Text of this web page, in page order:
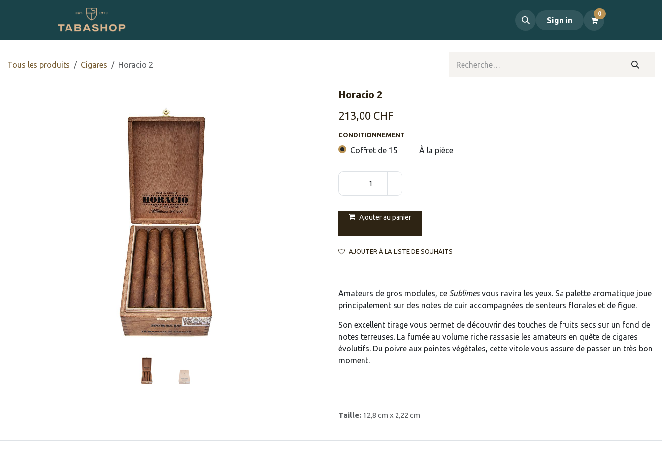
Sign in
0
Tous les produits ​​​Cigares Horacio 2
Horacio 2
213,00 CHF
CONDITIONNEMENT
Coffret de 15 À la pièce
Ajouter au panier
AJOUTER À LA LISTE DE SOUHAITS
Amateurs de gros modules, ce Sublimesvous ravira les yeux. Sa palette aromatique joue
principalement sur des notes de cuir accompagnées de senteurs florales et de figue.
Son excellent tirage vous permet de découvrir des touches de fruits secs sur un fond de
notes terreuses. La fumée au volume riche rassasie les amateurs en quête de cigares
évolutifs. Du poivre aux pointes végétales, cette vitole vous assure de passer un très bon
moment.
Taille: 12,8 cm x 2,22 cm